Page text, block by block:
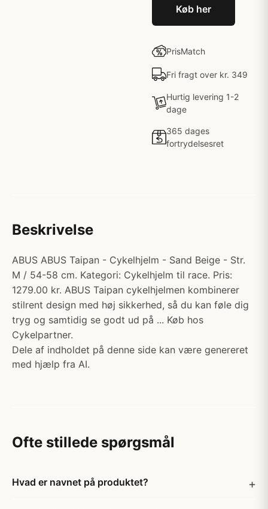
Køb her
PrisMatch
Fri fragt over kr. 349
Hurtig levering 1-2
dage
365 dages
fortrydelsesret
Beskrivelse
ABUS ABUS Taipan - Cykelhjelm - Sand Beige - Str.
M / 54-58 cm. Kategori: Cykelhjelm til race. Pris:
1279.00 kr. ABUS Taipan cykelhjelmen kombinerer
stilrent design med høj sikkerhed, så du kan føle dig
tryg og samtidig se godt ud på ... Køb hos
Cykelpartner.
Dele af indholdet på denne side kan være genereret
med hjælp fra AI.
Ofte stillede spørgsmål
Hvad er navnet på produktet?